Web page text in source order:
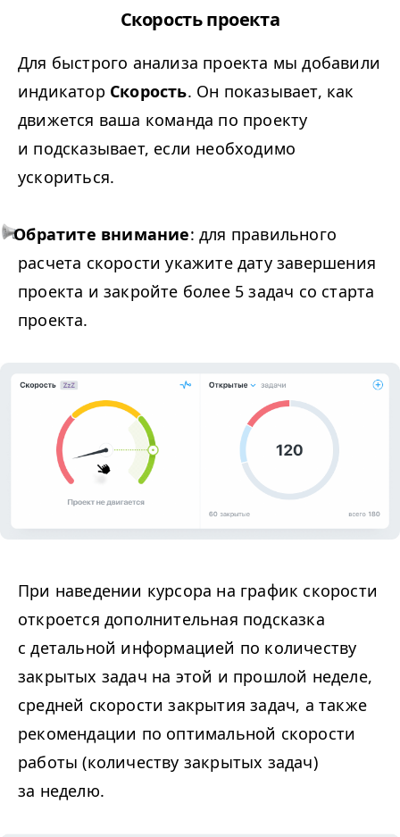
Скорость проекта
Для быстрого анализа проекта мы добавили
индикатор Скорость. Он показывает, как
движется ваша команда по проекту
и подсказывает, если необходимо
ускориться.
Обратите внимание: для правильного
расчета скорости укажите дату завершения
проекта и закройте более 5 задач со старта
проекта.
При наведении курсора на график скорости
откроется дополнительная подсказка
с детальной информацией по количеству
закрытых задач на этой и прошлой неделе,
средней скорости закрытия задач, а также
рекомендации по оптимальной скорости
работы (количеству закрытых задач)
за неделю.